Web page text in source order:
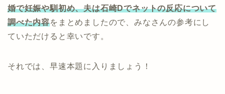
婚で妊娠や馴初め、夫は石崎Dでネットの反応について
調べた内容をまとめましたので、みなさんの参考にし
ていただけると幸いです。
それでは、早速本題に入りましょう！